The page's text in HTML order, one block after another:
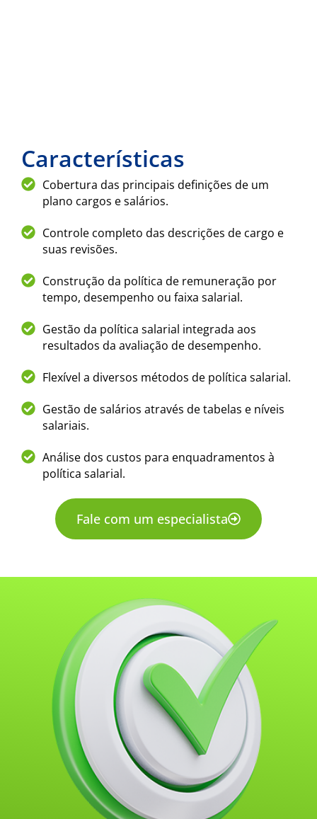
Características
Cobertura das principais definições de um
plano cargos e salários.
Controle completo das descrições de cargo e
suas revisões.
Construção da política de remuneração por
tempo, desempenho ou faixa salarial.
Gestão da política salarial integrada aos
resultados da avaliação de desempenho.
Flexível a diversos métodos de política salarial.
Gestão de salários através de tabelas e níveis
salariais.
Análise dos custos para enquadramentos à
política salarial.
Fale com um especialista